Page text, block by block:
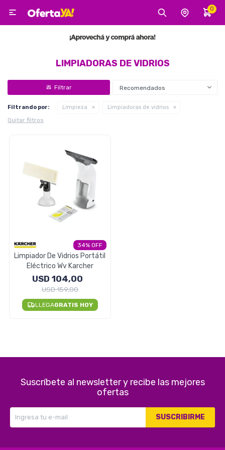
0

LIMPIADORAS DE VIDRIOS
Recomendados
Filtrando por: Limpieza Limpiadoras de vidrios
Quitar filtros
34
Limpiador De Vidrios Portátil
Eléctrico Wv Karcher
USD 104,00
USD159,00
LLEGAGRATIS HOY
Suscríbete al newsletter y recibe las mejores
ofertas
SUSCRIBIRME
MI CUENTA
Tecnología
Tv, Audio y Video
Gaming
Pequeños electrodomésticos
Deportes y Tiempo Libre